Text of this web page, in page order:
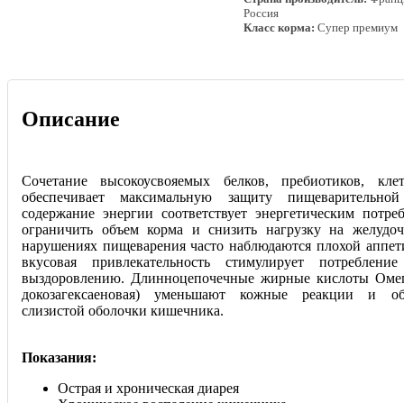
Россия
Класс корма: Супер премиум
Описание
Сочетание высокоусвояемых белков, пребиотиков,
обеспечивает максимальную защиту
содержание энергии соответствует энергетическим
ограничить объем корма и снизить нагрузку на
нарушениях пищеварения часто наблюдаются плохой
вкусовая привлекательность стимулирует
выздоровлению. Длинноцепочечные жирные кислоты
докозагексаеновая) уменьшают кожные реакции и
слизистой оболочки кишечника.
Показания:
Острая и хроническая диарея